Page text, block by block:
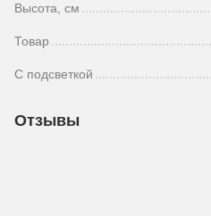
Высота, см
Товар
С подсветкой
Отзывы